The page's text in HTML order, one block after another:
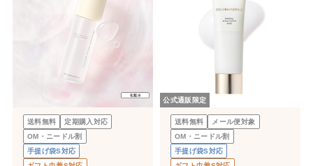
送料無料
定期購入対応
OM・ニードル割
手提げ袋S対応
公式通販限定
送料無料
メール便対象
OM・ニードル割
手提げ袋S対応